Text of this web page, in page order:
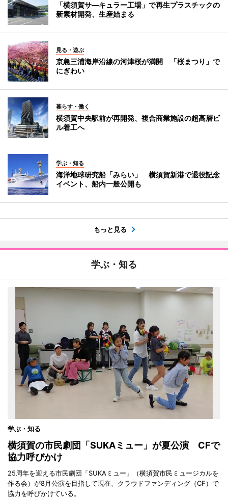
「横須賀サ―キュラー工場」で再生プラスチックの
新素材開発、生産始まる
見る・遊ぶ
京急三浦海岸沿線の河津桜が満開 「桜まつり」で
にぎわい
暮らす・働く
横須賀中央駅前が再開発、複合商業施設の超高層ビ
ル着工へ
学ぶ・知る
海洋地球研究船「みらい」 横須賀新港で退役記念
イベント、船内一般公開も
もっと見る
学ぶ・知る
学ぶ・知る
横須賀の市民劇団「SUKAミュー」が夏公演 CFで
協力呼びかけ
25周年を迎える市民劇団「SUKAミュー」（横須賀市民ミュージカルを
作る会）が8月公演を目指して現在、クラウドファンディング（CF）で
協力を呼びかけている。